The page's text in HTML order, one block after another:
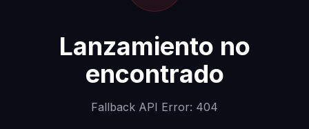
Lanzamiento no
encontrado
Fallback API Error: 404